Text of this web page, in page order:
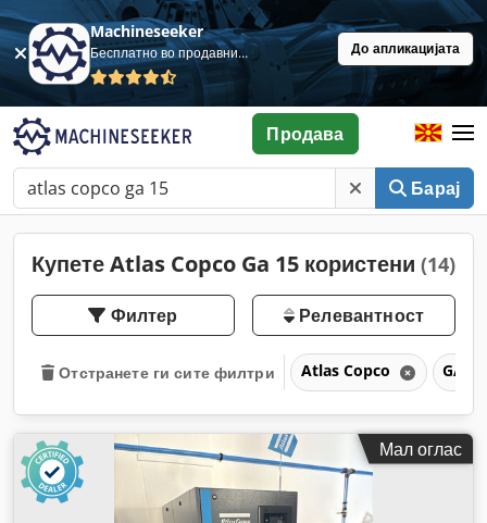
Machineseeker
Бесплатно во продавница До апликацијата
Барај
Продава
Купете Atlas Copco Ga 15 користени (14)
Филтер Релевантност
Отстранете ги сите филтри Atlas Copco GA
Мал оглас